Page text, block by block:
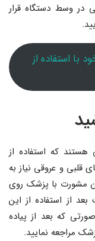
در وسط دستگاه قرار
با استفاده از
که استفاده از
قلبی و عروقی نیاز به
مشورت با پزشک روی
از استفاده از این
که بعد از پیاده
مراجعه نمایید.